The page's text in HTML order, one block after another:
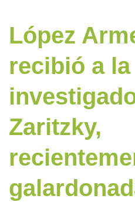
López
recibió a la
Zaritzky,